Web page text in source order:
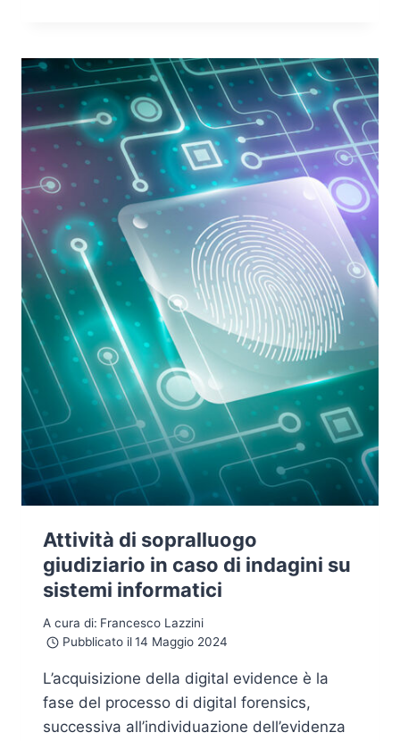
EVIDENZE
DIGITALI:
COPIA
BIT
A
BIT
E
FUNZIONE
DI
HASH
Attività di sopralluogo
giudiziario in caso di indagini su
sistemi informatici
A cura di: Francesco Lazzini
Pubblicato il 14 Maggio 2024
L’acquisizione della digital evidence è la
fase del processo di digital forensics,
successiva all’individuazione dell’evidenza